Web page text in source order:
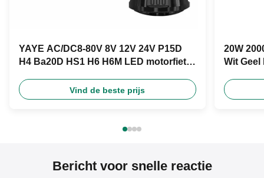
YAYE AC/DC8-80V 8V 12V 24V P15D
H4 Ba20D HS1 H6 H6M LED motorfiets
Vind de beste prijs
20W
Wit
Bericht voor snelle reactie